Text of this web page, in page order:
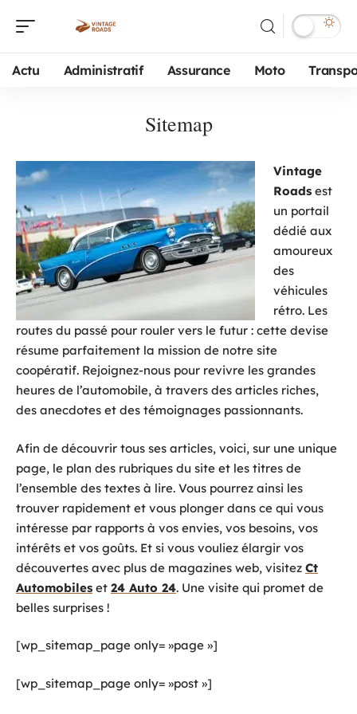
Actu Administratif Assurance Moto
Sitemap
Vintage
Roadsest
un portail
dédié aux
amoureux
des
véhicules
rétro. Les
routes du passé pour rouler vers le futur : cette devise
résume parfaitement la mission de notre site
coopératif. Rejoignez-nous pour revivre les grandes
heures de l’automobile, à travers des articles riches,
des anecdotes et des témoignages passionnants.
Afin de découvrir tous ses articles, voici, sur une unique
page, le plan des rubriques du site et les titres de
l’ensemble des textes à lire. Vous pourrez ainsi les
trouver rapidement et vous plonger dans ce qui vous
intéresse par rapports à vos envies, vos besoins, vos
intérêts et vos goûts. Et si vous vouliez élargir vos
découvertes avec plus de magazines web, visitez Ct
Automobiles et 24 Auto 24. Une visite qui promet de
belles surprises !
[wp_sitemap_page only= »page »]
[wp_sitemap_page only= »post »]